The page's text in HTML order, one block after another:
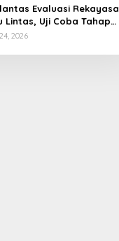
Evaluasi Rekayasa
Uji Coba Tahap
Car Free Day Palembang
2026